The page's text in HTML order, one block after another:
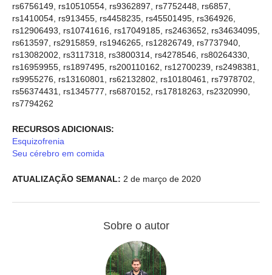
rs6756149, rs10510554, rs9362897, rs7752448, rs6857,
rs1410054, rs913455, rs4458235, rs45501495, rs364926,
rs12906493, rs10741616, rs17049185, rs2463652, rs34634095,
rs613597, rs2915859, rs1946265, rs12826749, rs7737940,
rs13082002, rs3117318, rs3800314, rs4278546, rs80264330,
rs16959955, rs1897495, rs200110162, rs12700239, rs2498381,
rs9955276, rs13160801, rs62132802, rs10180461, rs7978702,
rs56374431, rs1345777, rs6870152, rs17818263, rs2320990,
rs7794262
RECURSOS ADICIONAIS:
Esquizofrenia
Seu cérebro em comida
ATUALIZAÇÃO SEMANAL: 2 de março de 2020
Sobre o autor